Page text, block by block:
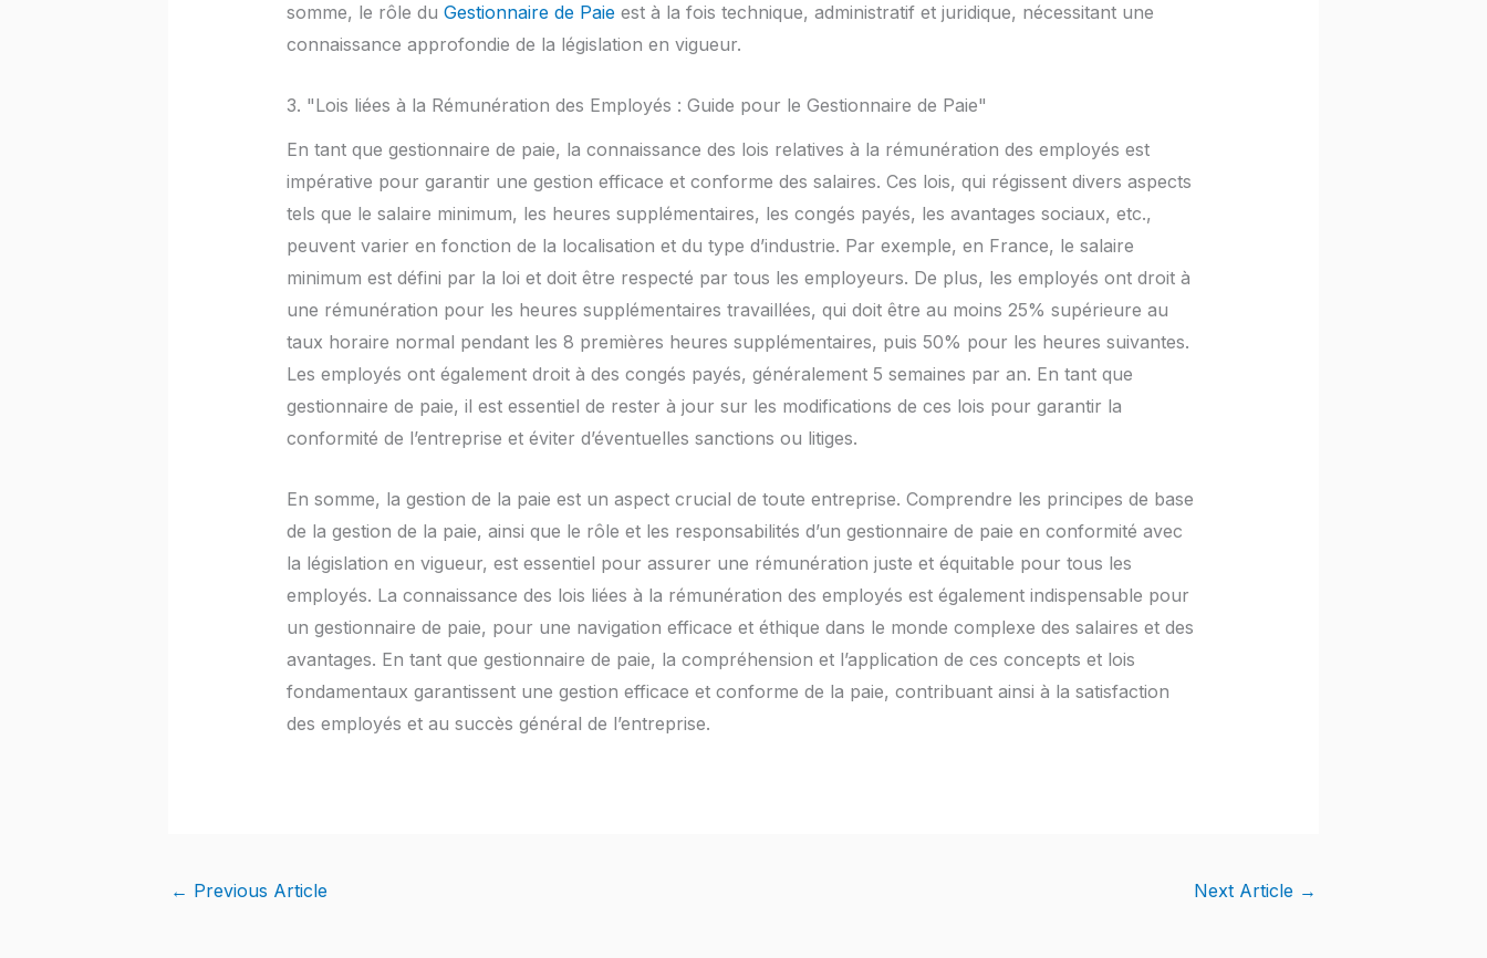
somme, le rôle du Gestionnaire de Paieest à la fois technique, administratif et juridique, nécessitant une
connaissance approfondie de la législation en vigueur.
3. "Lois liées à la Rémunération des Employés : Guide pour le Gestionnaire de Paie"
En tant que gestionnaire de paie, la connaissance des lois relatives à la rémunération des employés est
impérative pour garantir une gestion efficace et conforme des salaires. Ces lois, qui régissent divers aspects
tels que le salaire minimum, les heures supplémentaires, les congés payés, les avantages sociaux, etc.,
peuvent varier en fonction de la localisation et du type d’industrie. Par exemple, en France, le salaire
minimum est défini par la loi et doit être respecté par tous les employeurs. De plus, les employés ont droit à
une rémunération pour les heures supplémentaires travaillées, qui doit être au moins 25% supérieure au
taux horaire normal pendant les 8 premières heures supplémentaires, puis 50% pour les heures suivantes.
Les employés ont également droit à des congés payés, généralement 5 semaines par an. En tant que
gestionnaire de paie, il est essentiel de rester à jour sur les modifications de ces lois pour garantir la
conformité de l’entreprise et éviter d’éventuelles sanctions ou litiges.
En somme, la gestion de la paie est un aspect crucial de toute entreprise. Comprendre les principes de base
de la gestion de la paie, ainsi que le rôle et les responsabilités d’un gestionnaire de paie en conformité avec
la législation en vigueur, est essentiel pour assurer une rémunération juste et équitable pour tous les
employés. La connaissance des lois liées à la rémunération des employés est également indispensable pour
un gestionnaire de paie, pour une navigation efficace et éthique dans le monde complexe des salaires et des
avantages. En tant que gestionnaire de paie, la compréhension et l’application de ces concepts et lois
fondamentaux garantissent une gestion efficace et conforme de la paie, contribuant ainsi à la satisfaction
des employés et au succès général de l’entreprise.
← Previous Article Next Article →